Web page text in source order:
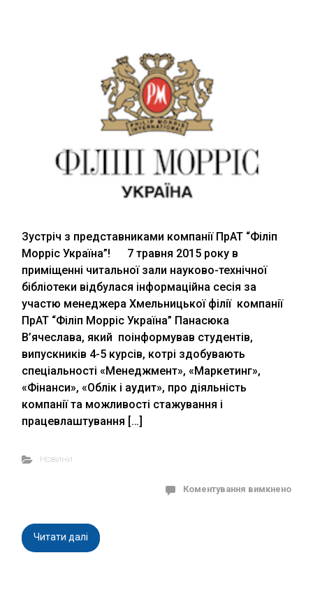
Зустріч з представниками компанії ПрАТ “Філіп
Морріс Україна”! 7 травня 2015 року в
приміщенні читальної зали науково-технічної
бібліотеки відбулася інформаційна сесія за
участю менеджера Хмельницької філії компанії
ПрАТ “Філіп Морріс Україна” Панасюка
В’ячеслава, який поінформував студентів,
випускників 4-5 курсів, котрі здобувають
спеціальності «Менеджмент», «Маркетинг»,
«Фінанси», «Облік і аудит», про діяльність
компанії та можливості стажування і
працевлаштування […]
Новини
Коментування вимкнено
Читати далі